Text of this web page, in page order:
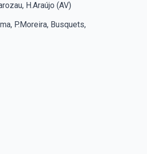
H.Araújo (AV)
P.Moreira, Busquets,